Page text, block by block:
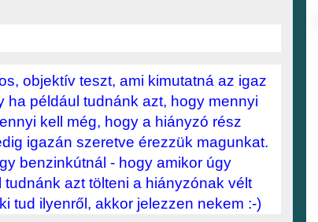
objektív teszt, ami kimutatná az igaz
például tudnánk azt, hogy mennyi
kell még, hogy a hiányzó rész
igazán szeretve érezzük magunkat.
benzinkútnál - hogy amikor úgy
azt tölteni a hiányzónak vélt
tud ilyenről, akkor jelezzen nekem :-)